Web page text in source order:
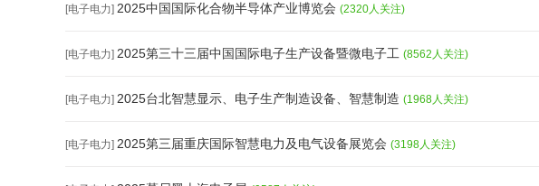
[电子电力] 2025中国国际化合物半导体产业博览会 (2320人关注)
[电子电力] 2025第三十三届中国国际电子生产设备暨微电子工 (8562人关注)
[电子电力] 2025台北智慧显示、电子生产制造设备、智慧制造 (1968人关注)
[电子电力] 2025第三届重庆国际智慧电力及电气设备展览会 (3198人关注)